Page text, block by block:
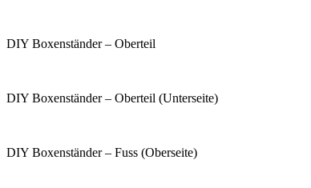
DIY Boxenständer – Oberteil
DIY Boxenständer – Oberteil (Unterseite)
DIY Boxenständer – Fuss (Oberseite)